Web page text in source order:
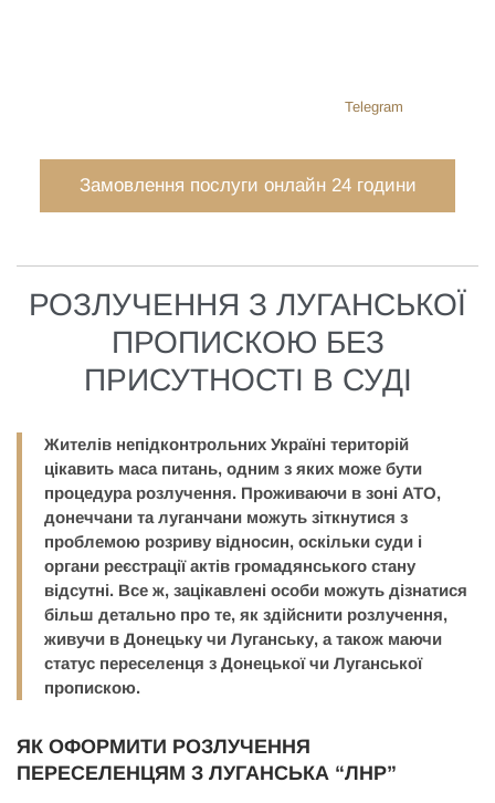
Telegram
Замовлення послуги онлайн 24 години
РОЗЛУЧЕННЯ З ЛУГАНСЬКОЇ
ПРОПИСКОЮ БЕЗ
ПРИСУТНОСТІ В СУДІ
Жителів непідконтрольних Україні територій
цікавить маса питань, одним з яких може бути
процедура розлучення. Проживаючи в зоні АТО,
донеччани та луганчани можуть зіткнутися з
проблемою розриву відносин, оскільки суди і
органи реєстрації актів громадянського стану
відсутні. Все ж, зацікавлені особи можуть дізнатися
більш детально про те, як здійснити розлучення,
живучи в Донецьку чи Луганську, а також маючи
статус переселенця з Донецької чи Луганської
пропискою.
ЯК ОФОРМИТИ РОЗЛУЧЕННЯ
ПЕРЕСЕЛЕНЦЯМ З ЛУГАНСЬКА “ЛНР”